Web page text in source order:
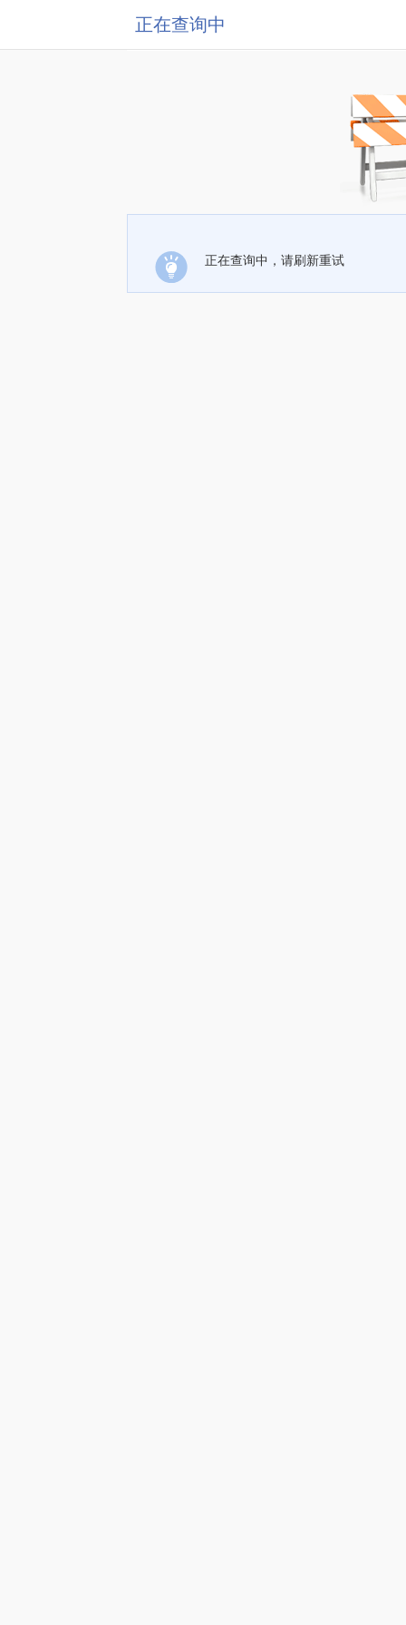
正在查询中
正在查询中，请刷新重试